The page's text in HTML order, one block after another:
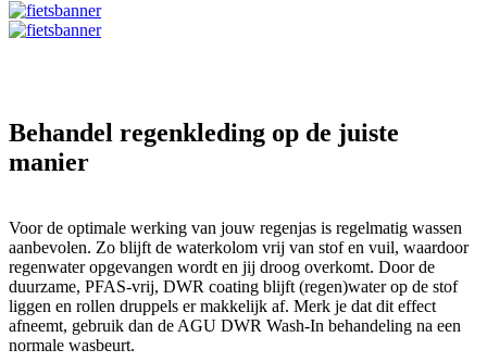
Behandel regenkleding op de juiste
manier
Voor de optimale werking van jouw regenjas is regelmatig wassen
aanbevolen. Zo blijft de waterkolom vrij van stof en vuil, waardoor
regenwater opgevangen wordt en jij droog overkomt. Door de
duurzame, PFAS-vrij, DWR coating blijft (regen)water op de stof
liggen en rollen druppels er makkelijk af. Merk je dat dit effect
afneemt, gebruik dan de AGU DWR Wash-In behandeling na een
normale wasbeurt.